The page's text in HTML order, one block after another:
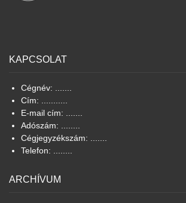
KAPCSOLAT
Cégnév: .......
Cím: ...........
E-mail cím: .......
Adószám: ........
Cégjegyzékszám: .......
Telefon: ........
ARCHÍVUM